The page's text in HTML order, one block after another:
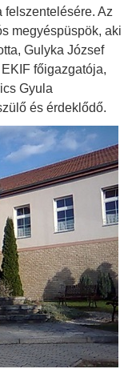
felszentelésére. Az
megyéspüspök, aki
Gulyka József
főigazgatója,
Gyula
és érdeklődő.